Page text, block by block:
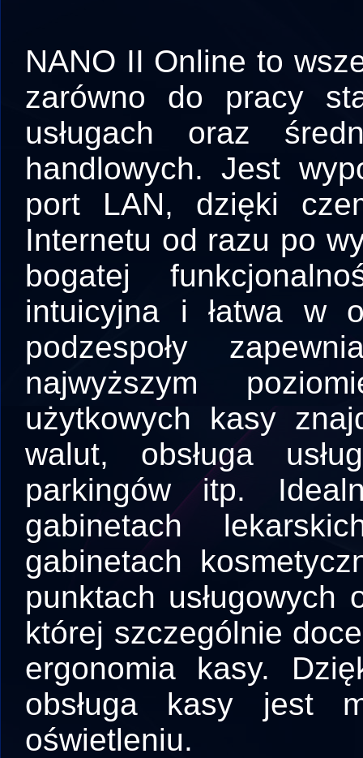
NANO II Online to
zarówno do pracy
usługach oraz
handlowych. Jest
port LAN, dzięki
Internetu od razu po
bogatej
intuicyjna i łatwa w
podzespoły
najwyższym
użytkowych kasy
walut, obsługa
parkingów itp.
gabinetach
gabinetach
punktach
której szczególnie
ergonomia kasy.
obsługa kasy jest
oświetleniu.